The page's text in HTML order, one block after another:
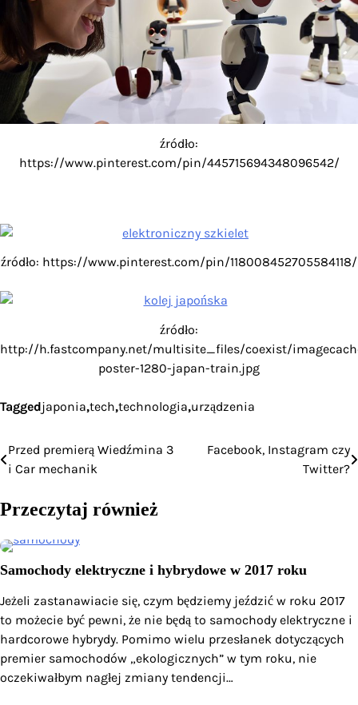
źródło:
https://www.pinterest.com/pin/445715694348096542/
źródło: https://www.pinterest.com/pin/118008452705584118/
źródło:
http://h.fastcompany.net/multisite_files/coexist/
poster-1280-japan-train.jpg
Taggedjaponia,tech,technologia,urządzenia
Nawigacja
Przed premierą Wiedźmina 3
i Car mechanik
Facebook, Instagram czy
Twitter?
Przeczytaj również
Samochody elektryczne i hybrydowe w 2017 roku
Jeżeli zastanawiacie się, czym będziemy jeździć w roku 2017
to możecie być pewni, że nie będą to samochody elektryczne i
hardcorowe hybrydy. Pomimo wielu przesłanek dotyczących
premier samochodów „ekologicznych” w tym roku, nie
oczekiwałbym nagłej zmiany tendencji…